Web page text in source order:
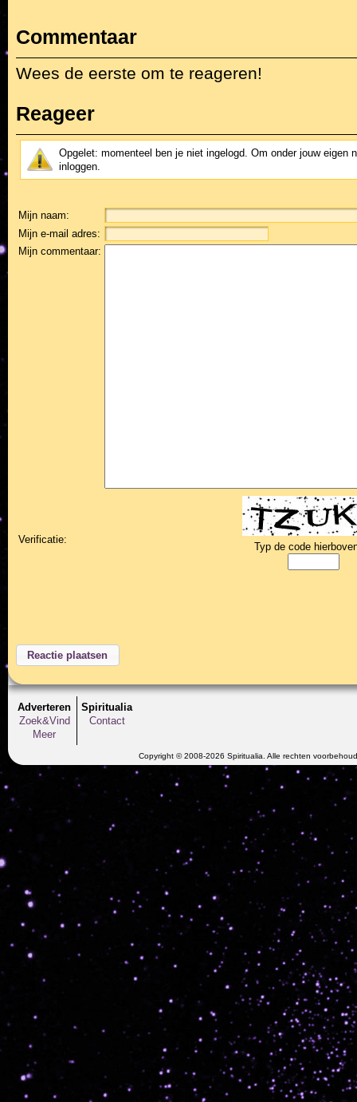
Commentaar
Wees de eerste om te reageren!
Reageer
Opgelet: momenteel ben je niet ingelogd. Om onder jouw eigen
inloggen.
Mijn naam:
Mijn e-mail adres:
Mijn commentaar:
Verificatie:
Typ de code
Adverteren
Zoek&Vind
Meer
Spiritualia
Contact
Copyright © 2008-2026 Spiritualia. Alle rechten